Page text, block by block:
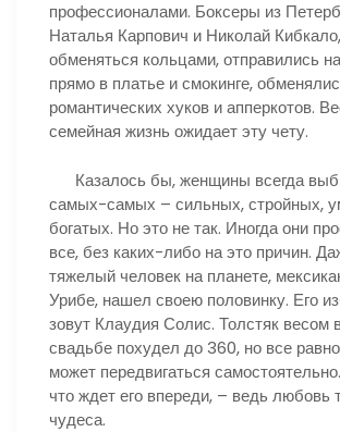
профессионалами. Боксеры из
Наталья Карпович и Николай
обменяться кольцами, отправились
прямо в платье и смокинге,
романтических хуков и апперкотов.
семейная жизнь ожидает эту чету.
Казалось бы, женщины всегда
самых-самых – сильных, стройных,
богатых. Но это не так. Иногда они
все, без каких-либо на это причин.
тяжелый человек на планете,
Урибе, нашел своею половинку. Его
зовут Клаудия Солис. Толстяк весом
свадьбе похудел до 360, но все
может передвигаться
что ждет его впереди, – ведь любовь
чудеса.